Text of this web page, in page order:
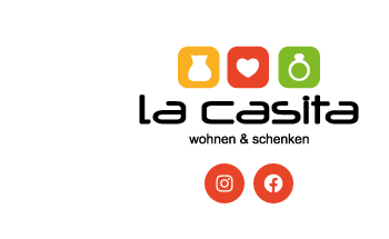
InstagramFacebook